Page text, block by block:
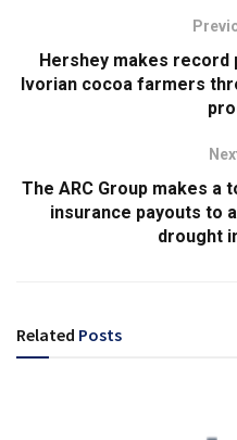
Hershey makes record
Ivorian cocoa farmers
The ARC Group makes a
insurance payouts to
drought
Related Posts